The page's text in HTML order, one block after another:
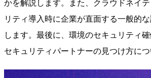
かを解説します。また、クラウドネイ
リティ導入時に企業が直面する一般的
します。最後に、環境のセキュリティ
セキュリティパートナーの見つけ方につ